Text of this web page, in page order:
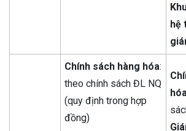
hệ
Chính sách hàng hóa:
theo chính sách ĐL NQ
(quy định trong hợp
đồng)